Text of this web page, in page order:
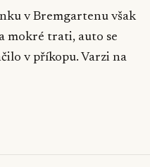
v Bremgartenu však
mokré trati, auto se
v příkopu. Varzi na